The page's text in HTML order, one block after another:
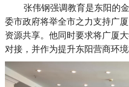
张伟钢强调教育是东阳的
委市政府将举全市之力支持广
资源共享。他同时要求将广厦
对接，并作为提升东阳营商环